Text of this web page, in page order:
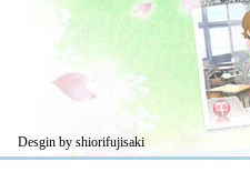
Desgin by shiorifujisaki